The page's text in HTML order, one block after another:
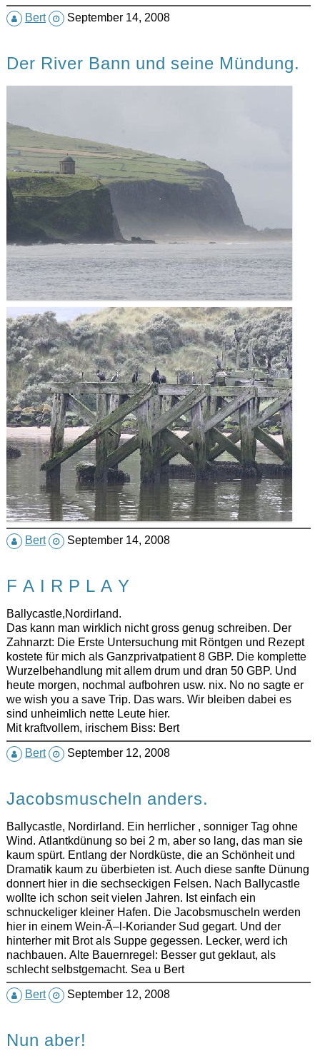
Bert
September 14, 2008
Der River Bann und seine Mündung.
Bert September 14, 2008
F A I R P L A Y
Ballycastle,Nordirland.
Das kann man wirklich nicht gross genug schreiben. Der
Zahnarzt: Die Erste Untersuchung mit Röntgen und Rezept
kostete für mich als Ganzprivatpatient 8 GBP. Die komplette
Wurzelbehandlung mit allem drum und dran 50 GBP. Und
heute morgen, nochmal aufbohren usw. nix. No no sagte er
we wish you a save Trip. Das wars. Wir bleiben dabei es
sind unheimlich nette Leute hier.
Mit kraftvollem, irischem Biss: Bert
Bert
September 12, 2008
Jacobsmuscheln anders.
Ballycastle, Nordirland. Ein herrlicher , sonniger Tag ohne
Wind. Atlantkdünung so bei 2 m, aber so lang, das man sie
kaum spürt. Entlang der Nordküste, die an Schönheit und
Dramatik kaum zu überbieten ist. Auch diese sanfte Dünung
donnert hier in die sechseckigen Felsen. Nach Ballycastle
wollte ich schon seit vielen Jahren. Ist einfach ein
schnuckeliger kleiner Hafen. Die Jacobsmuscheln werden
hier in einem Wein-Ã–l-Koriander Sud gegart. Und der
hinterher mit Brot als Suppe gegessen. Lecker, werd ich
nachbauen. Alte Bauernregel: Besser gut geklaut, als
schlecht selbstgemacht. Sea u Bert
Bert
September 12, 2008
Nun aber!